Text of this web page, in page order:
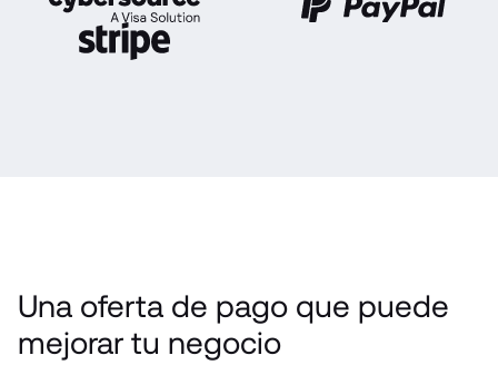
Una oferta de pago que puede
mejorar tu negocio